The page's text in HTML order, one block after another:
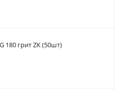
180 грит ZK (50шт)